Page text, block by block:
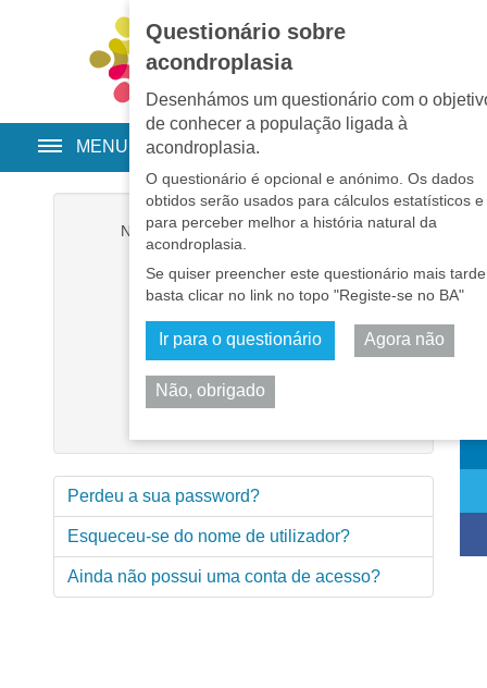
Questionário sobre
acondroplasia
Desenhámos um questionário com o
de conhecer a população ligada à
acondroplasia.
O questionário é opcional e anónimo. Os dados
obtidos serão usados para cálculos estatísticos e
para perceber melhor a história natural da
acondroplasia.
Se quiser preencher este questionário mais
basta clicar no link no topo "Registe-se no BA"
Ir para o questionário Agora não
Não, obrigado
EN
MENU
Nome de utilizador*
Senha *
Memorizar-me
Perdeu a sua password?
Esqueceu-se do nome de utilizador?
Ainda não possui uma conta de acesso?